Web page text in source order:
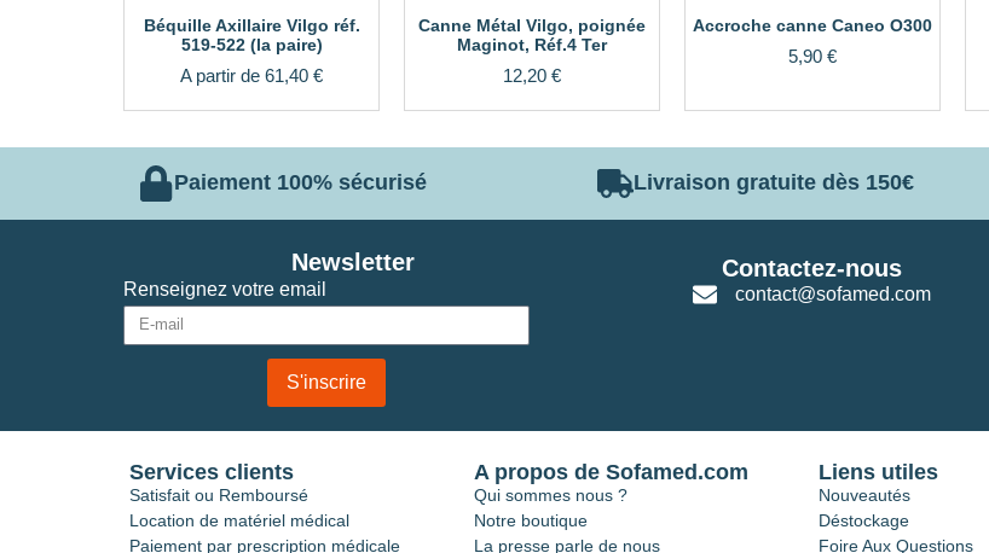
Béquille Axillaire Vilgo réf.
519-522 (la paire)
A partir de 61,40 €
Canne Métal Vilgo, poignée
Maginot, Réf.4 Ter
12,20 €
Accroche canne Caneo O300
5,90 €
Paiement 100% sécurisé Livraison gratuite dès 150€
Renseignez votre email
S'inscrire
Newsletter Contactez-nous
contact@sofamed.com
Services clients
Satisfait ou Remboursé
Location de matériel médical
Paiement par prescription médicale
A propos de Sofamed.com
Qui sommes nous ?
Notre boutique
La presse parle de nous
Liens utiles
Nouveautés
Déstockage
Foire Aux Questions